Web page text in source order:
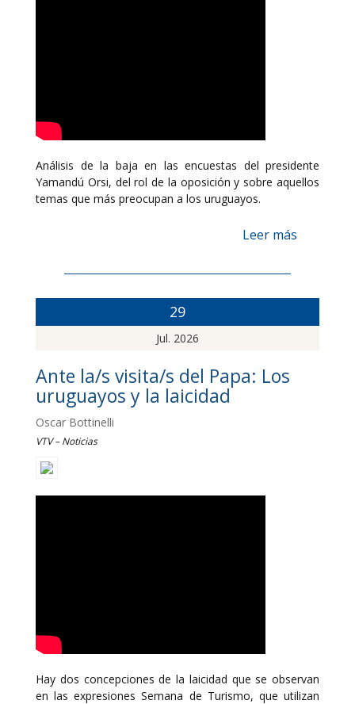
Análisis de la baja en las encuestas del presidente
Yamandú Orsi, del rol de la oposición y sobre aquellos
temas que más preocupan a los uruguayos.
Leer más
29
Jul. 2026
Ante la/s visita/s del Papa: Los
uruguayos y la laicidad
Oscar Bottinelli
VTV – Noticias
Hay dos concepciones de la laicidad que se observan
en las expresiones Semana de Turismo, que utilizan